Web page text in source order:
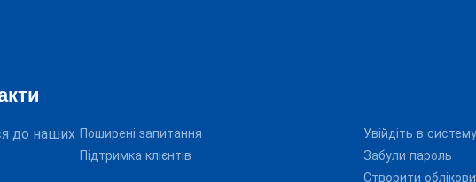
до наших Поширені запитання
Підтримка клієнтів
Увійдіть в систему
Забули пароль
Створити